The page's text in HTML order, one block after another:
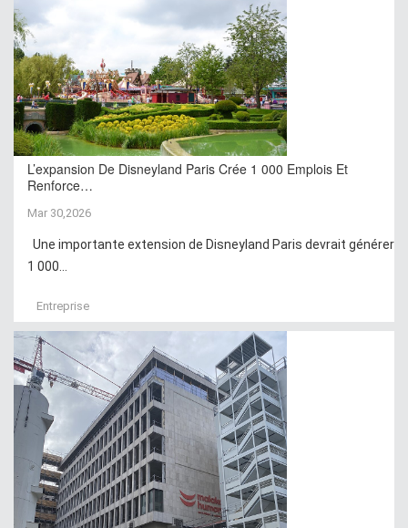
L’expansion De Disneyland Paris Crée 1 000 Emplois Et
Renforce…
Mar 30,2026
Une importante extension de Disneyland Paris devrait générer
1 000...
Entreprise